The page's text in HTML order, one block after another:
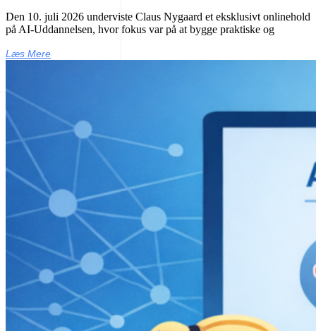
Den 10. juli 2026 underviste Claus Nygaard et eksklusivt onlinehold
på AI‑Uddannelsen, hvor fokus var på at bygge praktiske og
Læs Mere